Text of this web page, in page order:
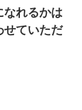
なれるかは
せていただ